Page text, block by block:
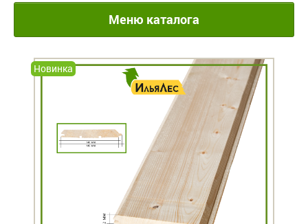
Меню каталога
Новинка